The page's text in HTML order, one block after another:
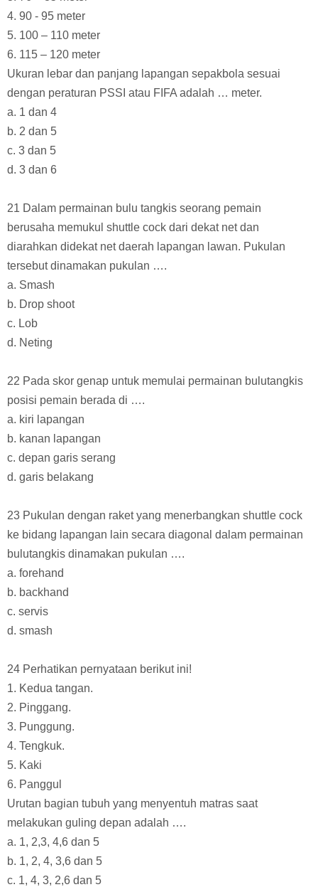
4. 90 - 95 meter
5. 100 – 110 meter
6. 115 – 120 meter
Ukuran lebar dan panjang lapangan sepakbola sesuai
dengan peraturan PSSI atau FIFA adalah … meter.
a. 1 dan 4
b. 2 dan 5
c. 3 dan 5
d. 3 dan 6
21 Dalam permainan bulu tangkis seorang pemain
berusaha memukul shuttle cock dari dekat net dan
diarahkan didekat net daerah lapangan lawan. Pukulan
tersebut dinamakan pukulan ….
a. Smash
b. Drop shoot
c. Lob
d. Neting
22 Pada skor genap untuk memulai permainan bulutangkis
posisi pemain berada di ….
a. kiri lapangan
b. kanan lapangan
c. depan garis serang
d. garis belakang
23 Pukulan dengan raket yang menerbangkan shuttle cock
ke bidang lapangan lain secara diagonal dalam permainan
bulutangkis dinamakan pukulan ….
a. forehand
b. backhand
c. servis
d. smash
24 Perhatikan pernyataan berikut ini!
1. Kedua tangan.
2. Pinggang.
3. Punggung.
4. Tengkuk.
5. Kaki
6. Panggul
Urutan bagian tubuh yang menyentuh matras saat
melakukan guling depan adalah ….
a. 1, 2,3, 4,6 dan 5
b. 1, 2, 4, 3,6 dan 5
c. 1, 4, 3, 2,6 dan 5